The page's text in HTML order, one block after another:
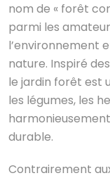
nom de « forêt
parmi les
l’environnement
nature. Inspiré
le jardin forêt est
les légumes, les
durable.
Contrairement